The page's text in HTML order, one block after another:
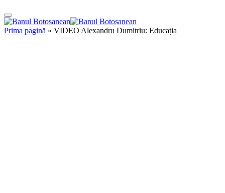
Prima pagină » VIDEO Alexandru Dumitriu: Educația